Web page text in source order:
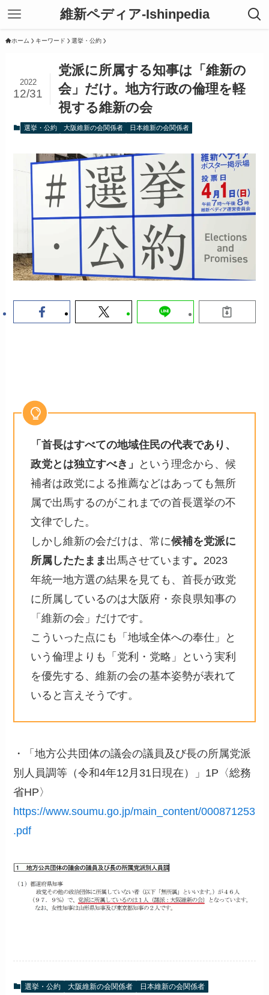
維新ペディア-Ishinpedia
ホーム キーワード 選挙・公約
党派に所属する知事は「維新の
会」だけ。地方行政の倫理を軽
視する維新の会
2022
12/31
選挙・公約 大阪維新の会関係者 日本維新の会関係者
「首長はすべての地域住民の代表であり、
政党とは独立すべき」
という理念から、候
補者は政党による推薦などはあっても無所
属で出馬するのがこれまでの首長選挙の不
文律でした。
しかし維新の会だけは、常に候補を党派に
所属したたまま 出馬させています。 2023
年統一地方選の結果を見ても、首長が政党
に所属しているのは大阪府・奈良県知事の
「維新の会」だけです。
こういった点にも「地域全体への奉仕」と
いう倫理よりも「党利・党略」という実利
を優先する、維新の会の基本姿勢が表れて
いると言えそうです。
・「地方公共団体の議会の議員及び長の所属党派
別人員調等（令和4年12月31日現在）」1P〈総務
省HP〉
https://www.soumu.go.jp/main_content/000871253
.pdf
選挙・公約 大阪維新の会関係者 日本維新の会関係者